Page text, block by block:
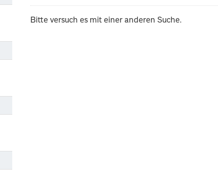
Bitte versuch es mit einer anderen Suche.